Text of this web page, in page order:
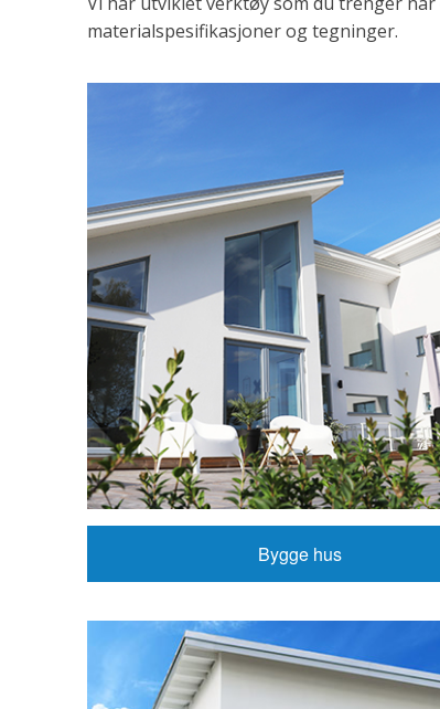
materialspesifikasjoner og tegninger.
Bygge hus